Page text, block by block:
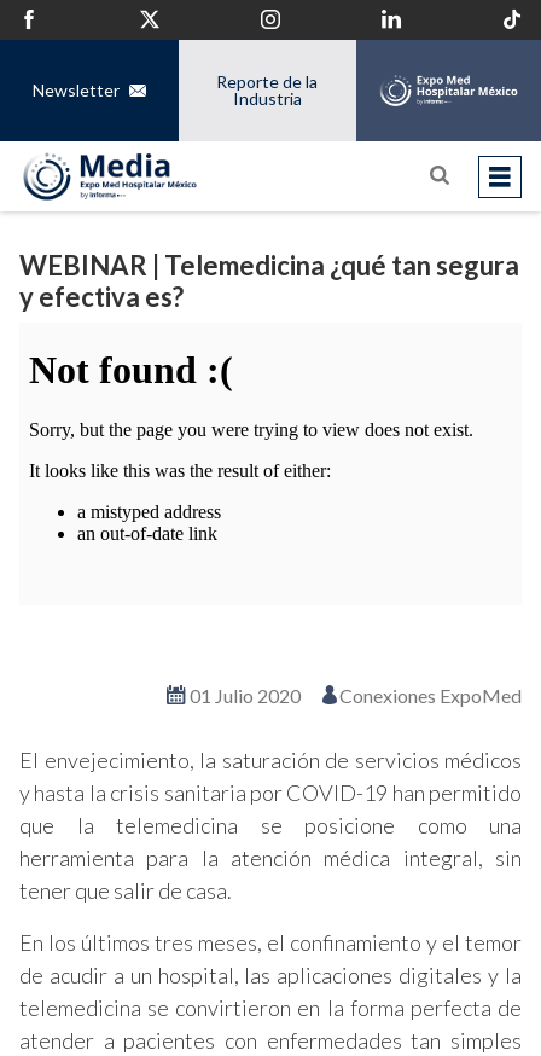
Newsletter
Reporte de la
Industria
WEBINAR | Telemedicina ¿qué tan segura
y efectiva es?
01 Julio 2020 Conexiones ExpoMed
El envejecimiento, la saturación de servicios médicos
y hasta la crisis sanitaria por COVID-19 han permitido
que la telemedicina se posicione como una
herramienta para la atención médica integral, sin
tener que salir de casa.
En los últimos tres meses, el confinamiento y el temor
de acudir a un hospital, las aplicaciones digitales y la
telemedicina se convirtieron en la forma perfecta de
atender a pacientes con enfermedades tan simples